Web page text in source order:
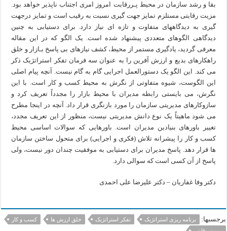
بقا و رشد سازمان در محیط پـررقابت امروز امری اجتناب ناپذیر خواهد بود.
مزیت رقابتی مستلزم تمایز جهت گیری نسبت به رقیب است و تمایز درجهت
گیری به دیدگاههای متفاوت و تازه ای نیاز دارد. برای دستیابی به چنین
دیدگاهی الگوهای متعددی پیشنهاد شده است. یک الگو که در این مقاله
معرفی گردید، یادگیری مستمر از محیط، کشف نیازهای بی پاسخ بـازار و خلق
راهکارهای بدیع و ارزش آفرین را به عنوان سه فرمان تفکر استراتژیک ذکر
می کند. این الگو یک دستورالعمل اجرایی گام به گام نیست. آنچه پیام اصلی
این الگوست، شیوه متفاوتی از نگرش به محیط کسب و کار است. با این
نگرش، می بایستی رابطه مدیران با محیط بازار را مجدداً تعریف کرد و
سازوکارهای مدیریتی سازمان را مورد بازنگری قرار داد. آنچه در اینجا مطرح
می شود ماهیتاً یک نوع دانش مدیریتی نیست، منظور از این تعریف مجدد،
تغییر باورهای بنیادین مدیران است. باورهایی که سوالات اساسی محیط
کسب و کار را پیشرانه تلاش (فکری و اجرایی) برای متحول ساختن سازمان
ها قرار دهد. پاسخ مدیران برای دستیابی به موفقیت چندان دور نیست، ولی
پاسخ از آن کسی است که سوالی دارد.
دکتر وفا غفاریان – دکتر علیرضا علی احمدی
برجسبها: برنامه ریزی استراتژیک تفکر استراتژیک خلق ارزش ها
کسب و کار